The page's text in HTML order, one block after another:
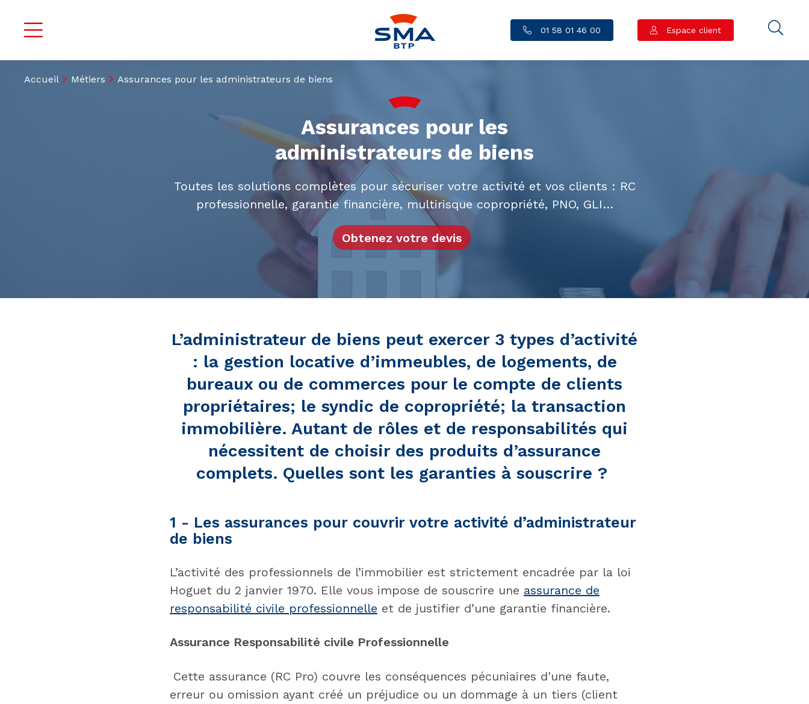
01 58 01 46 00 Espace client
Accueil Métiers Assurances pour les administrateurs de biens
Assurances pour les
administrateurs de biens
Toutes les solutions complètes pour sécuriser votre activité et vos clients : RC
professionnelle, garantie financière, multirisque copropriété, PNO, GLI…
Obtenez votre devis
L’administrateur de biens peut exercer 3 types d’activité
: la gestion locative d’immeubles, de logements, de
bureaux ou de commerces pour le compte de clients
propriétaires; le syndic de copropriété; la transaction
immobilière. Autant de rôles et de responsabilités qui
nécessitent de choisir des produits d’assurance
complets. Quelles sont les garanties à souscrire ?
1 - Les assurances pour couvrir votre activité d’administrateur
de biens
L’activité des professionnels de l’immobilier est strictement encadrée par la loi
Hoguet du 2 janvier 1970. Elle vous impose de souscrire une assurance de
responsabilité civile professionnelle et de justifier d’une garantie financière.
Assurance Responsabilité civile Professionnelle
Cette assurance (RC Pro) couvre les conséquences pécuniaires d'une faute,
erreur ou omission ayant créé un préjudice ou un dommage à un tiers (client